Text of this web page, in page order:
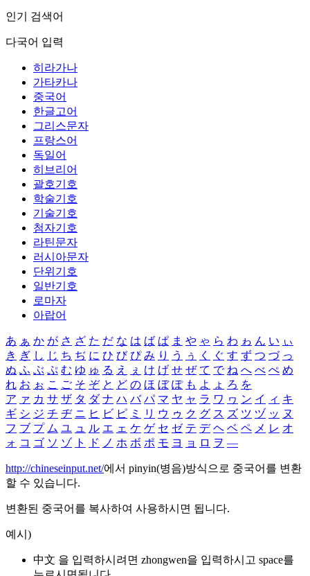
인기 검색어
다국어 입력
히라가나
가타카나
중국어
한글고어
그리스문자
프랑스어
독일어
히브리어
괄호기호
학술기호
기술기호
첨자기호
라틴문자
러시아문자
단위기호
일반기호
로마자
아랍어
あ ぁ か が さ ざ た だ な は ば ぱ ま や ゃ ら わ ゎ ん い ぃ
き ぎ し じ ち ぢ に ひ び ぴ み り う ぅ く ぐ す ず つ づ っ
ぬ ふ ぶ ぷ む ゆ ゅ る え ぇ け げ せ ぜ て で ね へ べ ぺ め
れ お ぉ こ ご そ ぞ と ど の ほ ぼ ぽ も よ ょ ろ を
ア ァ カ サ ザ タ ダ ナ ハ バ パ マ ヤ ャ ラ ワ ヮ ン イ ィ キ
ギ シ ジ チ ヂ ニ ヒ ビ ピ ミ リ ウ ゥ ク グ ス ズ ツ ヅ ッ ヌ
フ ブ プ ム ユ ュ ル エ ェ ケ ゲ セ ゼ テ デ ヘ ベ ペ メ レ オ
ォ コ ゴ ソ ゾ ト ド ノ ホ ボ ポ モ ヨ ョ ロ ヲ ―
http://chineseinput.net/에서 pinyin(병음)방식으로 중국어를 변환
할 수 있습니다.
변환된 중국어를 복사하여 사용하시면 됩니다.
예시)
中文 을 입력하시려면 zhongwen을 입력하시고 space를